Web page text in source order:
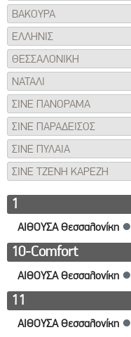
ΒΑΚΟΥΡΑ
ΕΛΛΗΝΙΣ
ΘΕΣΣΑΛΟΝΙΚΗ
ΝΑΤΑΛΙ
ΣΙΝΕ ΠΑΝΟΡΑΜΑ
ΣΙΝΕ ΠΑΡΑΔΕΙΣΟΣ
ΣΙΝΕ ΠΥΛΑΙΑ
ΣΙΝΕ ΤΖΕΝΗ ΚΑΡΕΖΗ
1
ΑΙΘΟΥΣΑ Θεσσαλονίκη ●
10-Comfort
ΑΙΘΟΥΣΑ Θεσσαλονίκη ●
11
ΑΙΘΟΥΣΑ Θεσσαλονίκη ●